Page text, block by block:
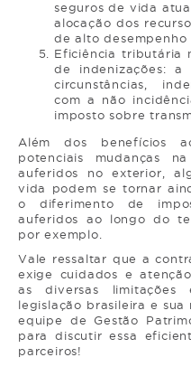
seguros de vida
alocação dos
de alto desempenho
Eficiência tributária
de indenizações: a
circunstâncias,
com a não
imposto sobre
Além dos benefícios
potenciais mudanças
auferidos no exterior,
vida podem se tornar
o diferimento de
auferidos ao longo do
por exemplo.
Vale ressaltar que a
exige cuidados e
as diversas limitações
legislação brasileira e
equipe de Gestão
para discutir essa
parceiros!